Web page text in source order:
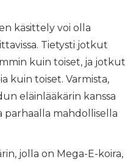
käsittely voi olla
Tietysti jotkut
kuin toiset, ja jotkut
kuin toiset. Varmista,
eläinlääkärin kanssa
parhaalla mahdollisella
jolla on Mega-E-koira,